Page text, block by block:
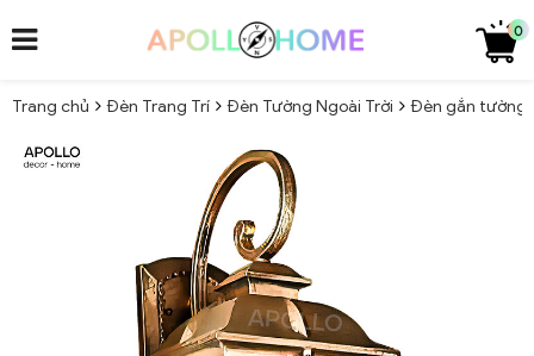
0
Trang chủ Đèn Trang Trí Đèn Tường Ngoài Trời Đèn gắn tường